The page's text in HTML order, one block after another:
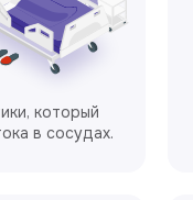
который
в сосудах.